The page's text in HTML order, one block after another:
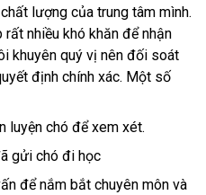
lượng của trung tâm mình.
nhiều khó khăn để nhận
khuyên quý vị nên đối soát
định chính xác. Một số
luyện chó để xem xét.
gửi chó đi học
để nắm bắt chuyên môn và